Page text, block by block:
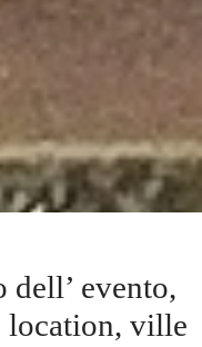
evento,
location, ville